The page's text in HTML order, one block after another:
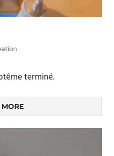
terminé.